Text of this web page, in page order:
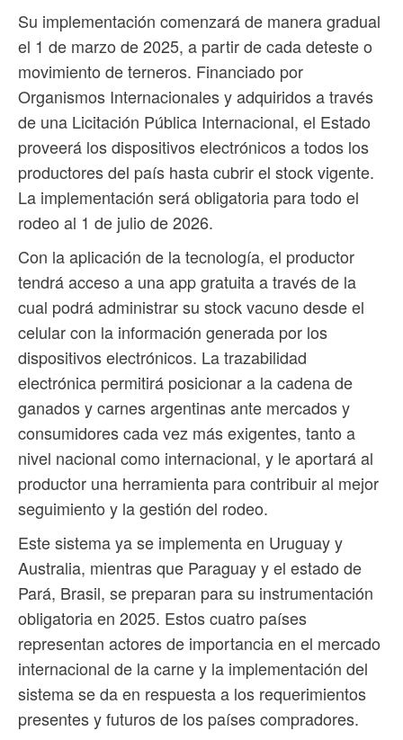
Su implementación comenzará de manera gradual
el 1 de marzo de 2025, a partir de cada deteste o
movimiento de terneros. Financiado por
Organismos Internacionales y adquiridos a través
de una Licitación Pública Internacional, el Estado
proveerá los dispositivos electrónicos a todos los
productores del país hasta cubrir el stock vigente.
La implementación será obligatoria para todo el
rodeo al 1 de julio de 2026.
Con la aplicación de la tecnología, el productor
tendrá acceso a una app gratuita a través de la
cual podrá administrar su stock vacuno desde el
celular con la información generada por los
dispositivos electrónicos. La trazabilidad
electrónica permitirá posicionar a la cadena de
ganados y carnes argentinas ante mercados y
consumidores cada vez más exigentes, tanto a
nivel nacional como internacional, y le aportará al
productor una herramienta para contribuir al mejor
seguimiento y la gestión del rodeo.
Este sistema ya se implementa en Uruguay y
Australia, mientras que Paraguay y el estado de
Pará, Brasil, se preparan para su instrumentación
obligatoria en 2025. Estos cuatro países
representan actores de importancia en el mercado
internacional de la carne y la implementación del
sistema se da en respuesta a los requerimientos
presentes y futuros de los países compradores.